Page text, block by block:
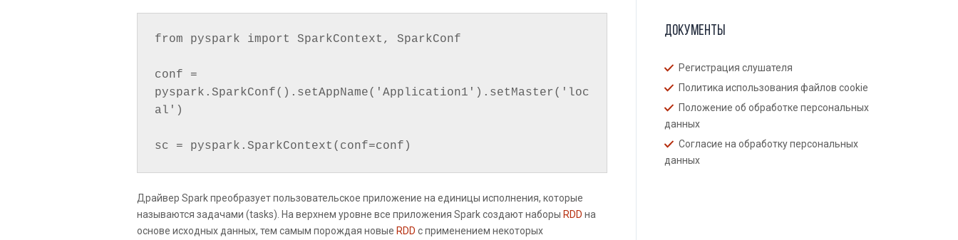
from pyspark import SparkContext, SparkConf
conf =
pyspark.SparkConf().setAppName('Application1').setMaster('loc
al')
sc = pyspark.SparkContext(conf=conf)
Драйвер Spark преобразует пользовательское приложение на единицы исполнения, которые
называются задачами (tasks). На верхнем уровне все приложения Spark создают наборы RDD на
основе исходных данных, тем самым порождая новые RDD с применением некоторых
Документы
Регистрация слушателя
Политика использования файлов cookie
Положение об обработке персональных
данных
Согласие на обработку персональных
данных